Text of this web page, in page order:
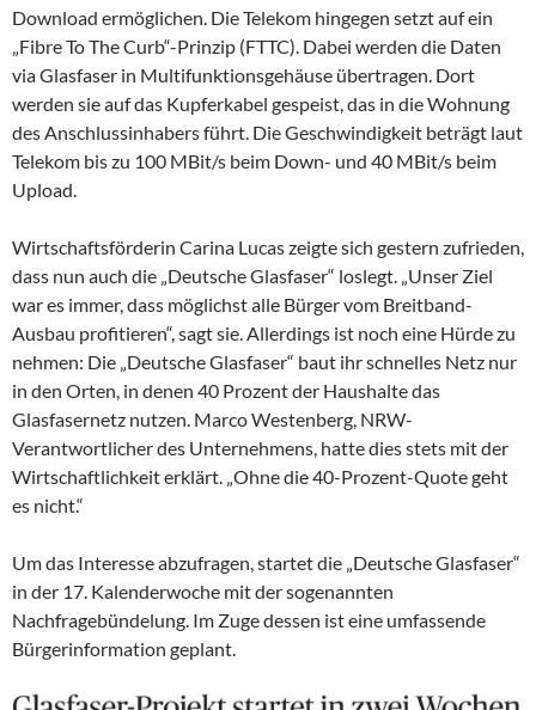
Download ermöglichen. Die Telekom hingegen setzt auf ein
„Fibre To The Curb“-Prinzip (FTTC). Dabei werden die Daten
via Glasfaser in Multifunktionsgehäuse übertragen. Dort
werden sie auf das Kupferkabel gespeist, das in die Wohnung
des Anschlussinhabers führt. Die Geschwindigkeit beträgt laut
Telekom bis zu 100 MBit/s beim Down- und 40 MBit/s beim
Upload.
Wirtschaftsförderin Carina Lucas zeigte sich gestern zufrieden,
dass nun auch die „Deutsche Glasfaser“ loslegt. „Unser Ziel
war es immer, dass möglichst alle Bürger vom Breitband-
Ausbau profitieren“, sagt sie. Allerdings ist noch eine Hürde zu
nehmen: Die „Deutsche Glasfaser“ baut ihr schnelles Netz nur
in den Orten, in denen 40 Prozent der Haushalte das
Glasfasernetz nutzen. Marco Westenberg, NRW-
Verantwortlicher des Unternehmens, hatte dies stets mit der
Wirtschaftlichkeit erklärt. „Ohne die 40-Prozent-Quote geht
es nicht.“
Um das Interesse abzufragen, startet die „Deutsche Glasfaser“
in der 17. Kalenderwoche mit der sogenannten
Nachfragebündelung. Im Zuge dessen ist eine umfassende
Bürgerinformation geplant.